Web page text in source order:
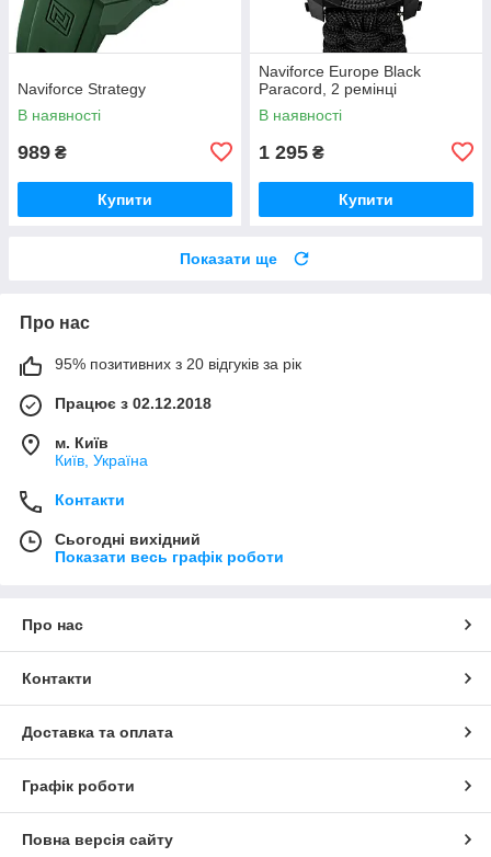
Naviforce Strategy
В наявності
989 ₴
Купити
Naviforce Europe Black
Paracord, 2 ремінці
В наявності
1 295 ₴
Купити
Показати ще
Про нас
95% позитивних з 20 відгуків за рік
Працює з 02.12.2018
м. Київ
Київ, Україна
Контакти
Сьогодні вихідний
Показати весь графік роботи
Про нас
Контакти
Доставка та оплата
Графік роботи
Повна версія сайту